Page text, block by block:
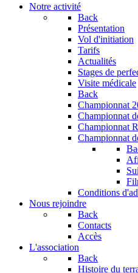
Notre activité
Back
Présentation
Vol d'initiation
Tarifs
Actualités
Stages de
Visite médicale
Back
Championnat
Championnat
Championnat
Championnat
Conditions
Nous rejoindre
Back
Contacts
Accès
L'association
Back
Histoire du